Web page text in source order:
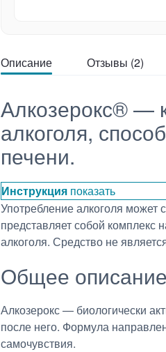
Описание Отзывы (2)
Алкозерокс® —
алкоголя,
печени.
Инструкция показать
Употребление алкоголя может
представляет собой комплекс
алкоголя. Средство не
Общее описание
Алкозерокс — биологически
после него. Формула
самочувствия.